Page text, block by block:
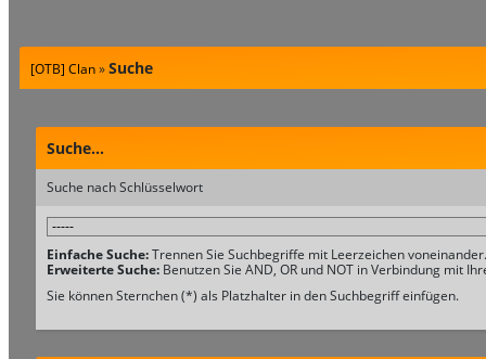
[OTB] Clan»Suche
Suche...
Suche nach Schlüsselwort
Einfache Suche:Trennen Sie Suchbegriffe mit Leerzeichen voneinander.
Erweiterte Suche: Benutzen Sie AND, OR und NOT in Verbindung mit
Sie können Sternchen (*) als Platzhalter in den Suchbegriff einfügen.